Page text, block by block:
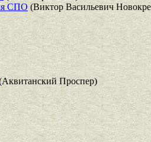
СПО (Виктор Васильевич
Проспер)